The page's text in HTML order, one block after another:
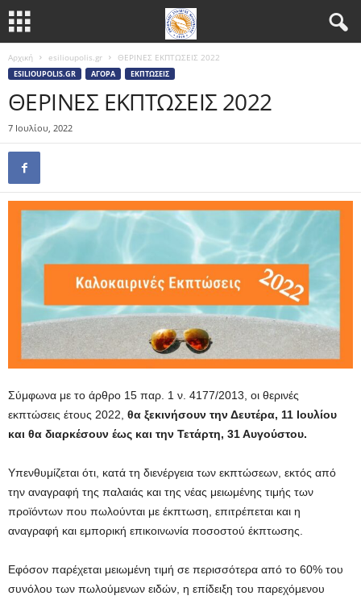
Αρχική esilioupolis.gr ΘΕΡΙΝΕΣ ΕΚΠΤΩΣΕΙΣ 2022
ESILIOUPOLIS.GR ΑΓΟΡΆ ΕΚΠΤΏΣΕΙΣ
ΘΕΡΙΝΕΣ ΕΚΠΤΩΣΕΙΣ 2022
7 Ιουλίου, 2022
Σύμφωνα με το άρθρο 15 παρ. 1 ν. 4177/2013, οι θερινές
εκπτώσεις έτους 2022, θα ξεκινήσουν την Δευτέρα, 11 Ιουλίου
και θα διαρκέσουν έως και την Τετάρτη, 31 Αυγούστου.
Υπενθυμίζεται ότι, κατά τη διενέργεια των εκπτώσεων, εκτός από
την αναγραφή της παλαιάς και της νέας μειωμένης τιμής των
προϊόντων που πωλούνται με έκπτωση, επιτρέπεται και η
αναγραφή και εμπορική επικοινωνία ποσοστού έκπτωσης.
Εφόσον παρέχεται μειωμένη τιμή σε περισσότερα από το 60% του
συνόλου των πωλούμενων ειδών, η επίδειξη του παρεχόμενου